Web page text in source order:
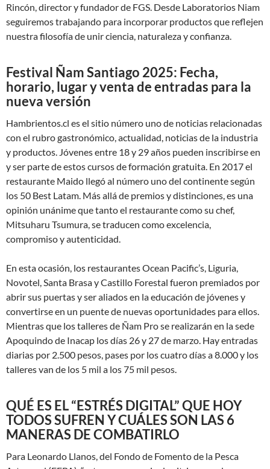
Rincón, director y fundador de FGS. Desde Laboratorios Niam
seguiremos trabajando para incorporar productos que reflejen
nuestra filosofía de unir ciencia, naturaleza y confianza.
Festival Ñam Santiago 2025: Fecha,
horario, lugar y venta de entradas para la
nueva versión
Hambrientos.cl es el sitio número uno de noticias relacionadas
con el rubro gastronómico, actualidad, noticias de la industria
y productos. Jóvenes entre 18 y 29 años pueden inscribirse en
y ser parte de estos cursos de formación gratuita. En 2017 el
restaurante Maido llegó al número uno del continente según
los 50 Best Latam. Más allá de premios y distinciones, es una
opinión unánime que tanto el restaurante como su chef,
Mitsuharu Tsumura, se traducen como excelencia,
compromiso y autenticidad.
En esta ocasión, los restaurantes Ocean Pacific’s, Liguria,
Novotel, Santa Brasa y Castillo Forestal fueron premiados por
abrir sus puertas y ser aliados en la educación de jóvenes y
convertirse en un puente de nuevas oportunidades para ellos.
Mientras que los talleres de Ñam Pro se realizarán en la sede
Apoquindo de Inacap los días 26 y 27 de marzo. Hay entradas
diarias por 2.500 pesos, pases por los cuatro días a 8.000 y los
talleres van de los 5 mil a los 75 mil pesos.
QUÉ ES EL “ESTRÉS DIGITAL” QUE HOY
TODOS SUFREN Y CUÁLES SON LAS 6
MANERAS DE COMBATIRLO
Para Leonardo Llanos, del Fondo de Fomento de la Pesca